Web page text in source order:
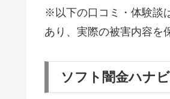
※以下の口コミ・体験談
あり、実際の被害内容を
ソフト闇金ハナ